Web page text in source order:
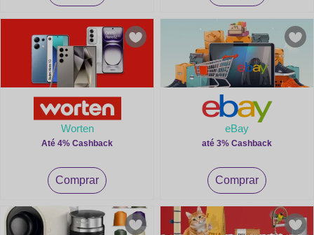
Worten
Até 4% Cashback
Comprar
eBay
até 3% Cashback
Comprar